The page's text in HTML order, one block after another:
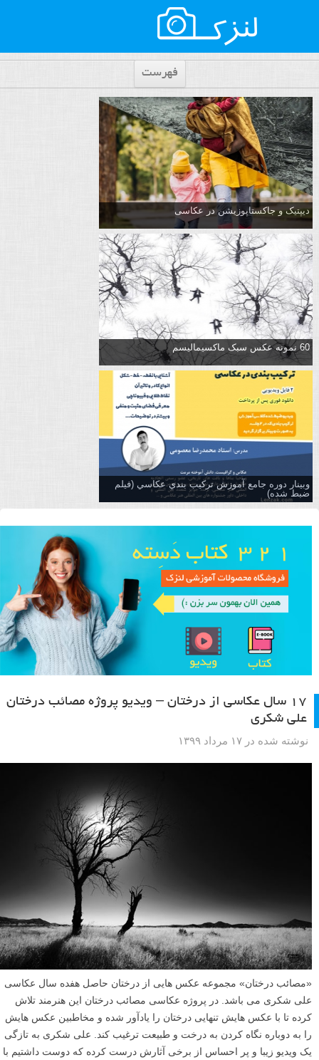
فهرست
دیپتیک و جاکستا‌پوزیشن در عکاسی
60 نمونه عکس سبک ماکسیمالیسم
وبینار دوره جامع آموزش تركيب بندي عكاسي (فیلم
ضبط شده)
۱۷ سال عکاسی از درختان – ویدیو پروژه مصائب درختان
علی شکری
نوشته شده در ۱۷ مرداد ۱۳۹۹
«مصائب درختان» مجموعه عکس هایی از درختان حاصل هفده سال عکاسی
علی شکری می باشد. در پروژه عکاسی مصائب درختان این هنرمند تلاش
کرده تا با عکس هایش تنهایی درختان را یادآور شده و مخاطبین عکس هایش
را به دوباره نگاه کردن به درخت و طبیعت ترغیب کند. علی شکری به تازگی
یک ویدیو زیبا و پر احساس از برخی آثارش درست کرده که دوست داشتیم با